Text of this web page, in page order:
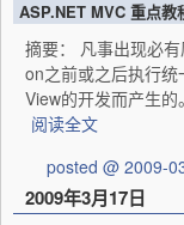
ASP.NET MVC 重点
摘要： 凡事出现必
on之前或之后执行
View的开发而产生
阅读全文
posted @ 2009-
2009年3月17日